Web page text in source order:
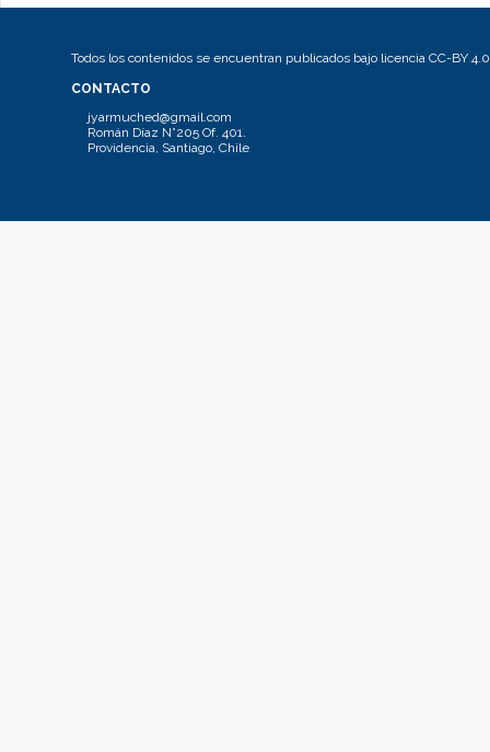
Todos los contenidos se encuentran publicados bajo licencia CC-BY 4.0
CONTACTO
jyarmuched@gmail.com
Román Díaz N°205 Of. 401.
Providencia, Santiago, Chile